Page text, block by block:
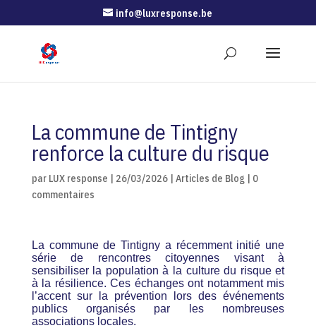
info@luxresponse.be
La commune de Tintigny
renforce la culture du risque
par LUX response | 26/03/2026| Articles de Blog | 0
commentaires
La commune de Tintigny a récemment initié une
série de rencontres citoyennes visant à
sensibiliser la population à la culture du risque et
à la résilience. Ces échanges ont notamment mis
l’accent sur la prévention lors des événements
publics organisés par les nombreuses
associations locales.